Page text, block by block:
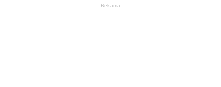
Reklama